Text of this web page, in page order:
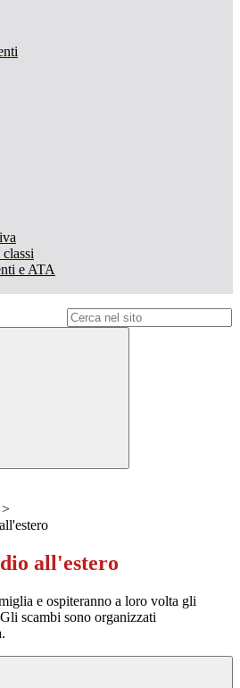
e ATA
>
all'estero
e ospiteranno a loro volta gli
scambi sono organizzati